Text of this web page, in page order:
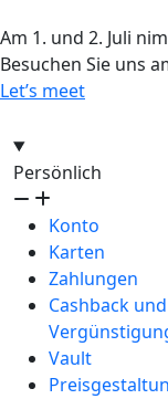
Am 1. und 2. Juli
Besuchen Sie uns
Let’s meet
Persönlich
Konto
Karten
Zahlungen
Cashback und
Vault